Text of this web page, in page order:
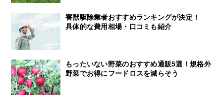
害獣駆除業者おすすめランキングが決定！
具体的な費用相場・口コミも紹介
もったいない野菜のおすすめ通販5選！規格外
野菜でお得にフードロスを減らそう